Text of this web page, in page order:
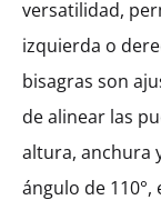
versatilidad,
izquierda o
bisagras son
de alinear las
altura, anchura
ángulo de